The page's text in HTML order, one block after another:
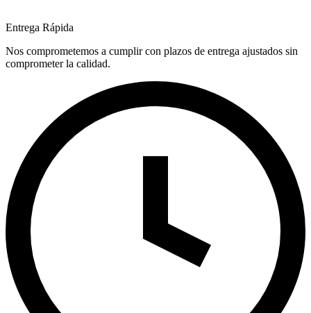
Entrega Rápida
Nos comprometemos a cumplir con plazos de entrega ajustados sin
comprometer la calidad.